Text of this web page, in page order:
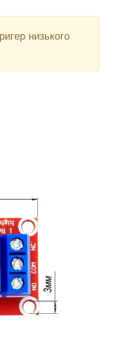
низького